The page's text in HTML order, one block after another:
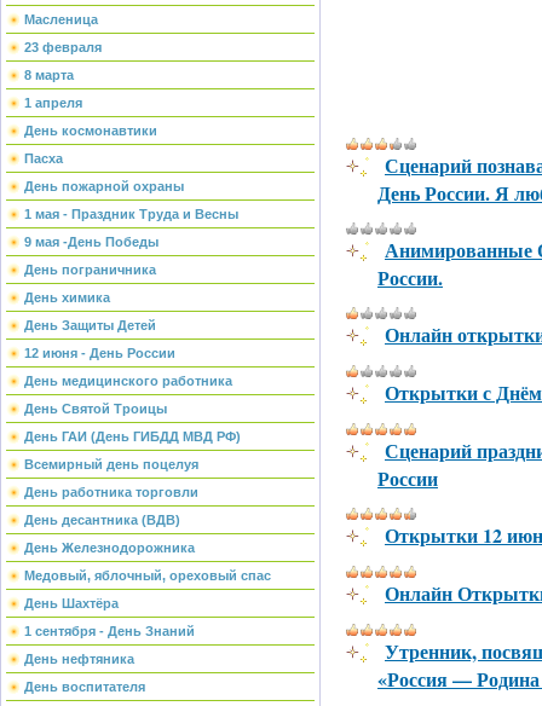
Масленица
23 февраля
8 марта
1 апреля
День космонавтики
Пасха
День пожарной охраны
1 мая - Праздник Труда и Весны
9 мая -День Победы
День пограничника
День химика
День Защиты Детей
12 июня - День России
День медицинского работника
День Святой Троицы
День ГАИ (День ГИБДД МВД РФ)
Всемирный день поцелуя
День работника торговли
День десантника (ВДВ)
День Железнодорожника
Медовый, яблочный, ореховый спас
День Шахтёра
1 сентября - День Знаний
День нефтяника
День воспитателя
Сценарий
День России. Я
Анимированные
России.
Онлайн
Открытки с Днём
Сценарий
России
Открытки 12
Онлайн
Утренник,
«Россия —